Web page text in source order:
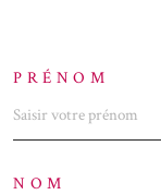
PRÉNOM
NOM